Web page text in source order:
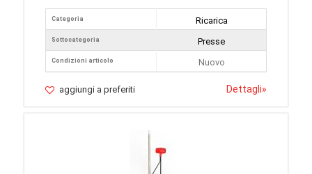
Categoria
Sottocategoria
Condizioni articolo
Ricarica
Presse
Nuovo
aggiungi a preferiti Dettagli»